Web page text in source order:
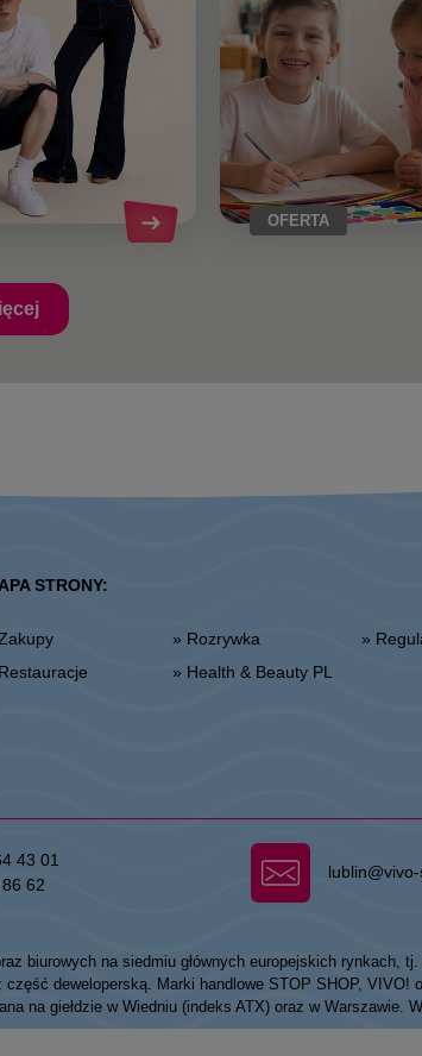
OFERTA
STRONY:
Zakupy
» Restauracje
» Rozrywka
» Health & Beauty PL
»
43 01
62
biurowych na siedmiu głównych europejskich rynkach,
deweloperską. Marki handlowe STOP SHOP, VIVO!
na giełdzie w Wiedniu (indeks ATX) oraz w Warszawie.